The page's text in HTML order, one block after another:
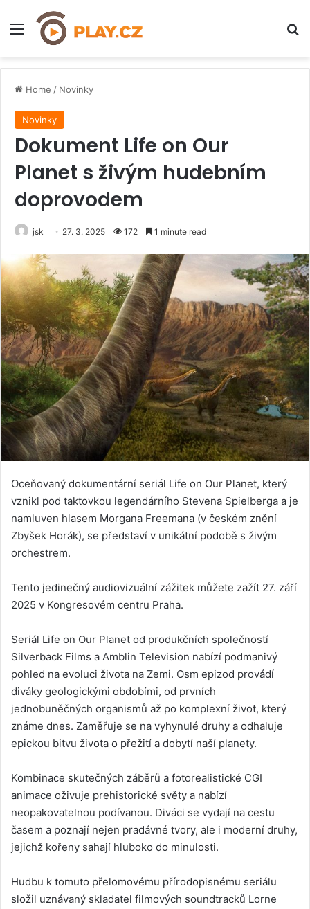
Menu
Home / Novinky
Novinky
Dokument Life on Our
Planet s živým hudebním
doprovodem
jsk 27. 3. 2025 172 1 minute read
Oceňovaný dokumentární seriál Life on Our Planet, který
vznikl pod taktovkou legendárního Stevena Spielberga a je
namluven hlasem Morgana Freemana (v českém znění
Zbyšek Horák), se představí v unikátní podobě s živým
orchestrem.
Tento jedinečný audiovizuální zážitek můžete zažít 27. září
2025 v Kongresovém centru Praha.
Seriál Life on Our Planet od produkčních společností
Silverback Films a Amblin Television nabízí podmanivý
pohled na evoluci života na Zemi. Osm epizod provádí
diváky geologickými obdobími, od prvních
jednobuněčných organismů až po komplexní život, který
známe dnes. Zaměřuje se na vyhynulé druhy a odhaluje
epickou bitvu života o přežití a dobytí naší planety.
Kombinace skutečných záběrů a fotorealistické CGI
animace oživuje prehistorické světy a nabízí
neopakovatelnou podívanou. Diváci se vydají na cestu
časem a poznají nejen pradávné tvory, ale i moderní druhy,
jejichž kořeny sahají hluboko do minulosti.
Hudbu k tomuto přelomovému přírodopisnému seriálu
složil uznávaný skladatel filmových soundtracků Lorne